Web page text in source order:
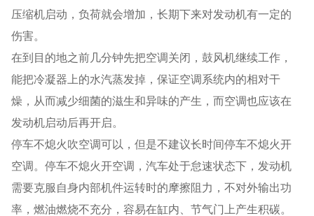
压缩机启动，负荷就会增加，长期下来对发动机有一定的
伤害。
在到目的地之前几分钟先把空调关闭，鼓风机继续工作，
能把冷凝器上的水汽蒸发掉，保证空调系统内的相对干
燥，从而减少细菌的滋生和异味的产生，而空调也应该在
发动机启动后再开启。
停车不熄火吹空调可以，但是不建议长时间停车不熄火开
空调。停车不熄火开空调，汽车处于怠速状态下，发动机
需要克服自身内部机件运转时的摩擦阻力，不对外输出功
率，燃油燃烧不充分，容易在缸内、节气门上产生积碳。